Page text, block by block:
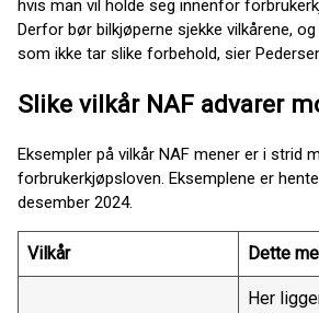
hvis man vil holde seg innenfor
Derfor bør bilkjøperne sjekke vilkårene,
som ikke tar slike forbehold, sier
Slike vilkår NAF advarer
Eksempler på vilkår NAF mener er i strid
forbrukerkjøpsloven. Eksemplene er
desember 2024.
Vilkår Dette
Her